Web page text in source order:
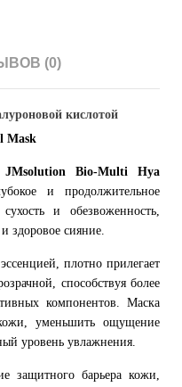
(0)
кислотой
Mask
JMsolution Bio-Multi Hya
и продолжительное
и обезвоженность,
здоровое сияние.
плотно прилегает
способствуя более
компонентов. Маска
уменьшить ощущение
уровень увлажнения.
защитного барьера кожи,